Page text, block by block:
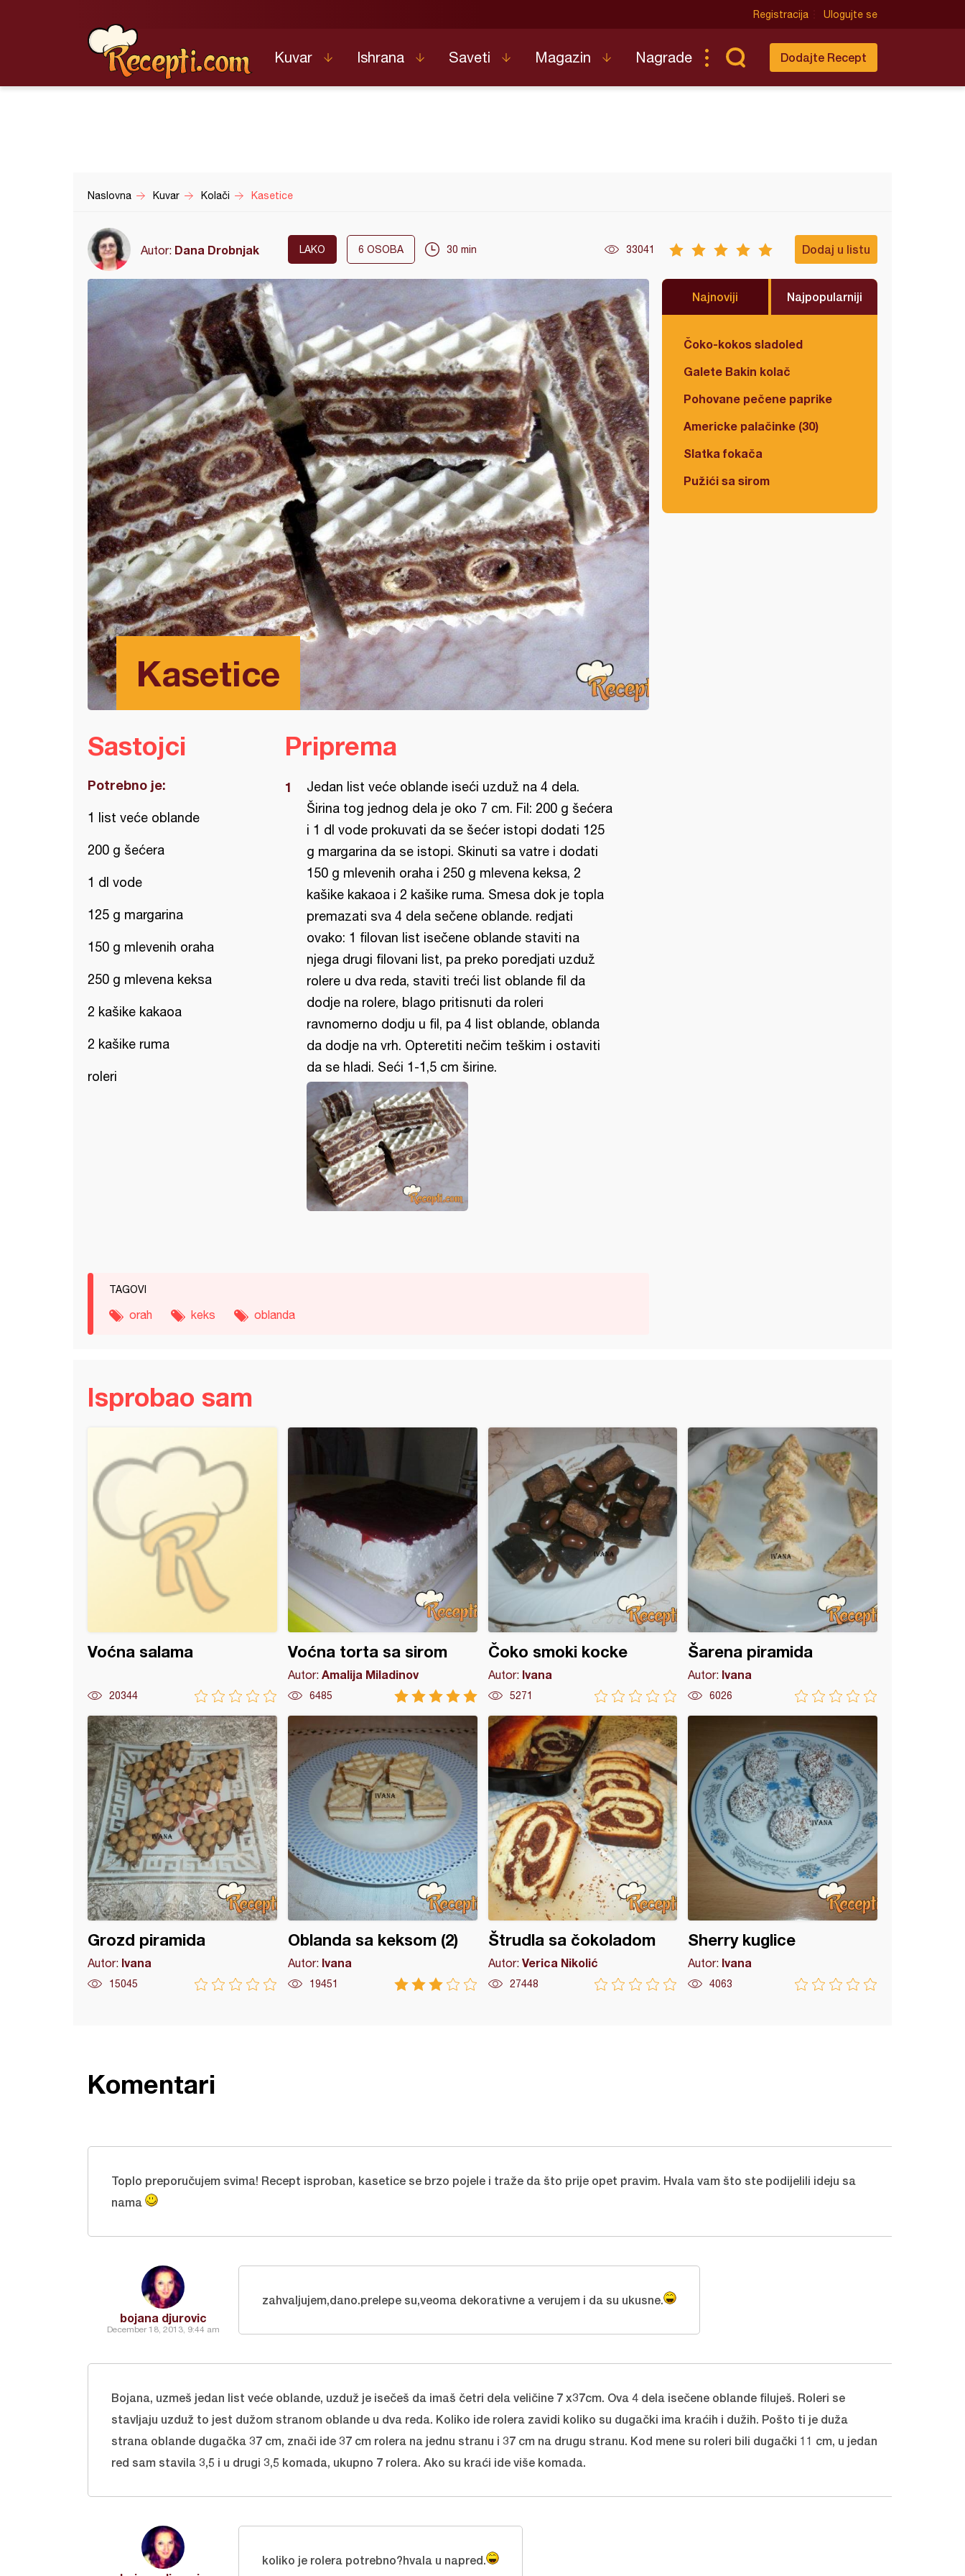
Registracija Ulogujte se
Kuvar Ishrana Saveti Magazin Nagrade Dodajte Recept
Naslovna Kuvar Kolači Kasetice
Autor: Dana Drobnjak LAKO 6 OSOBA 30 min 33041 Dodaj u listu
Kasetice
Najnoviji Najpopularniji
Čoko-kokos sladoled
Galete Bakin kolač
Pohovane pečene paprike
Americke palačinke (30)
Slatka fokača
Pužići sa sirom
Sastojci
Potrebno je:
1 list veće oblande
200 g šećera
1 dl vode
125 g margarina
150 g mlevenih oraha
250 g mlevena keksa
2 kašike kakaoa
2 kašike ruma
roleri
Priprema
Jedan list veće oblande iseći uzduž na 4 dela.
Širina tog jednog dela je oko 7 cm. Fil: 200 g šećera
i 1 dl vode prokuvati da se šećer istopi dodati 125
g margarina da se istopi. Skinuti sa vatre i dodati
150 g mlevenih oraha i 250 g mlevena keksa, 2
kašike kakaoa i 2 kašike ruma. Smesa dok je topla
premazati sva 4 dela sečene oblande. redjati
ovako: 1 filovan list isečene oblande staviti na
njega drugi filovani list, pa preko poredjati uzduž
rolere u dva reda, staviti treći list oblande fil da
dodje na rolere, blago pritisnuti da roleri
ravnomerno dodju u fil, pa 4 list oblande, oblanda
da dodje na vrh. Opteretiti nečim teškim i ostaviti
da se hladi. Seći 1-1,5 cm širine.
TAGOVI
orah keks oblanda
Isprobao sam
Voćna salama
20344
Voćna torta sa sirom
Autor: Amalija Miladinov
6485
Čoko smoki kocke
Autor: Ivana
5271
Šarena piramida
Autor: Ivana
6026
Grozd piramida
Autor: Ivana
15045
Oblanda sa keksom (2)
Autor: Ivana
19451
Štrudla sa čokoladom
Autor: Verica Nikolić
27448
Sherry kuglice
Autor: Ivana
4063
Komentari
Toplo preporučujem svima! Recept isproban, kasetice se brzo pojele i traže da što prije opet pravim. Hvala vam što ste podijelili ideju sa
nama
bojana djurovic
December 18, 2013, 9:44 am
zahvaljujem,dano.prelepe su,veoma dekorativne a verujem i da su ukusne.
Bojana, uzmeš jedan list veće oblande, uzduž je isečeš da imaš četri dela veličine 7 x37cm. Ova 4 dela isečene oblande filuješ. Roleri se
stavljaju uzduž to jest dužom stranom oblande u dva reda. Koliko ide rolera zavidi koliko su dugački ima kraćih i dužih. Pošto ti je duža
strana oblande dugačka 37 cm, znači ide 37 cm rolera na jednu stranu i 37 cm na drugu stranu. Kod mene su roleri bili dugački 11 cm, u jedan
red sam stavila 3,5 i u drugi 3,5 komada, ukupno 7 rolera. Ako su kraći ide više komada.
koliko je rolera potrebno?hvala u napred.